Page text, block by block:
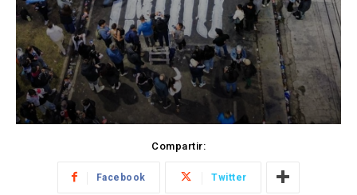
Compartir:
Facebook Twitter